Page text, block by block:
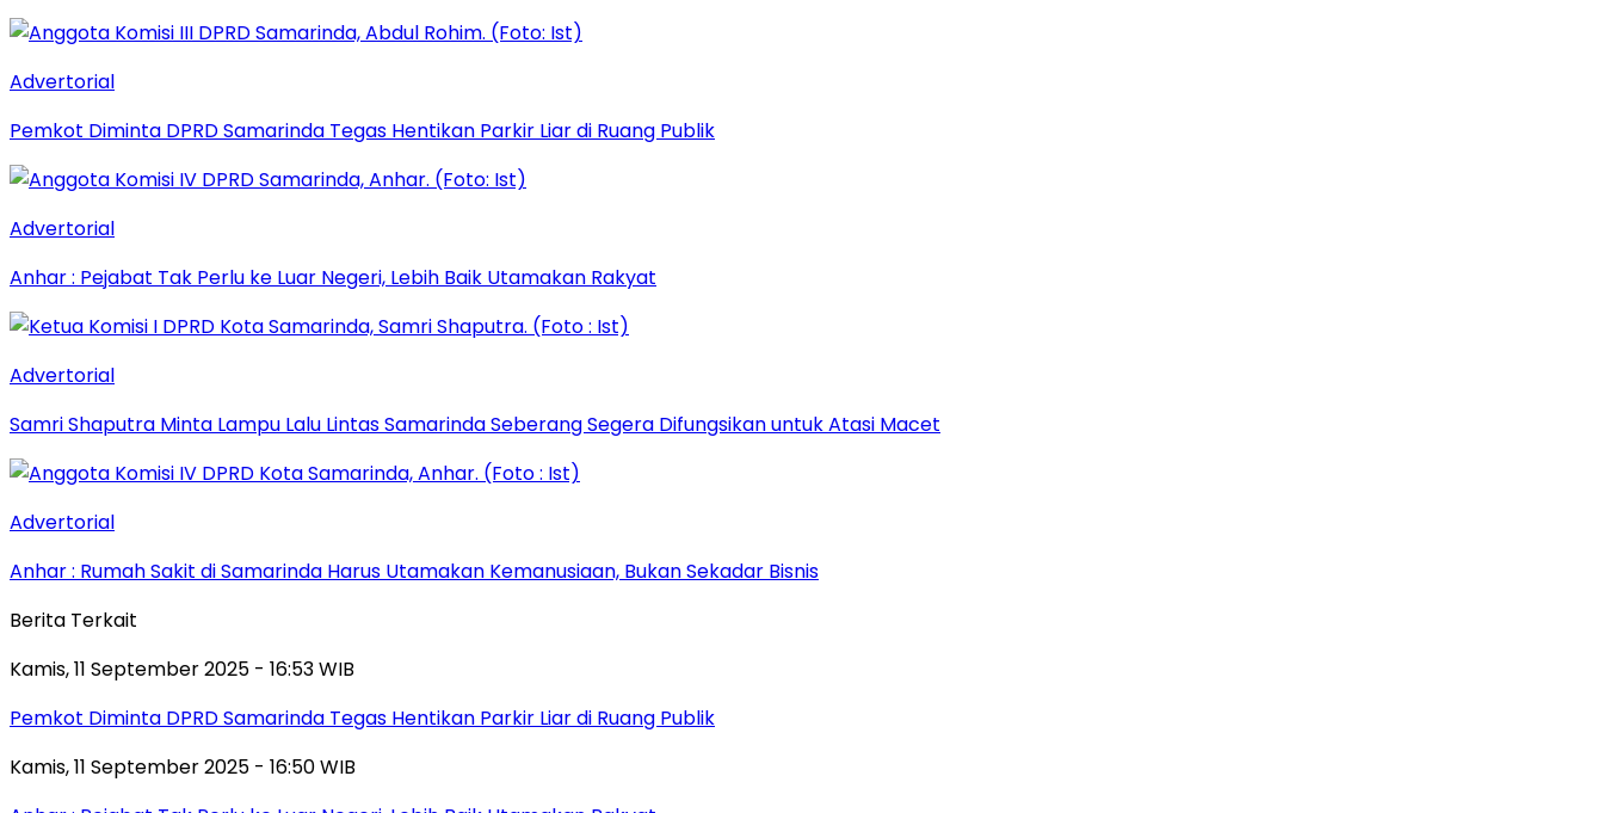
Advertorial
Pemkot Diminta DPRD Samarinda Tegas Hentikan Parkir Liar di Ruang Publik
Advertorial
Anhar : Pejabat Tak Perlu ke Luar Negeri, Lebih Baik Utamakan Rakyat
Advertorial
Samri Shaputra Minta Lampu Lalu Lintas Samarinda Seberang Segera Difungsikan untuk Atasi Macet
Advertorial
Anhar : Rumah Sakit di Samarinda Harus Utamakan Kemanusiaan, Bukan Sekadar Bisnis
Berita Terkait
Kamis, 11 September 2025 - 16:53 WIB
Pemkot Diminta DPRD Samarinda Tegas Hentikan Parkir Liar di Ruang Publik
Kamis, 11 September 2025 - 16:50 WIB